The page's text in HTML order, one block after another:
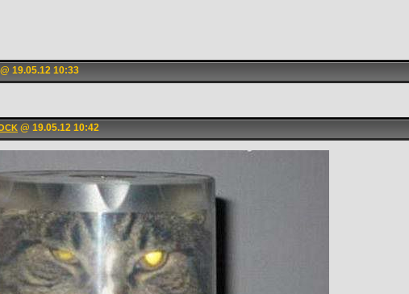
@ 19.05.12 10:33
@ 19.05.12 10:42